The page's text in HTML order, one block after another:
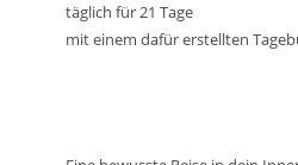
täglich für 21 Tage
mit einem dafür erstellten